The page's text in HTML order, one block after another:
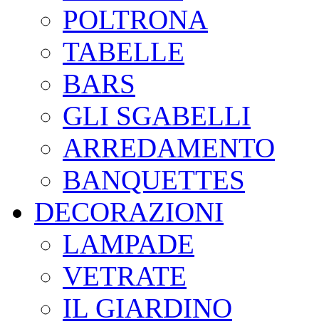
POLTRONA
TABELLE
BARS
GLI SGABELLI
ARREDAMENTO
BANQUETTES
DECORAZIONI
LAMPADE
VETRATE
IL GIARDINO